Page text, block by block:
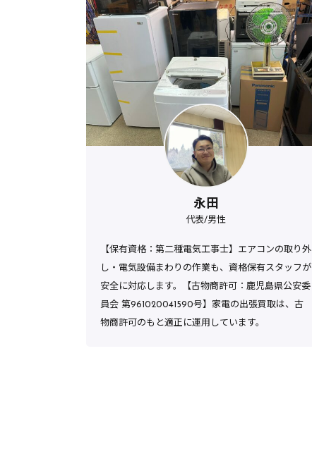
永田
代表/男性
【保有資格：第二種電気工事士】エアコンの取り外
し・電気設備まわりの作業も、資格保有スタッフが
安全に対応します。【古物商許可：鹿児島県公安委
員会 第961020041590号】家電の出張買取は、古
物商許可のもと適正に運用しています。